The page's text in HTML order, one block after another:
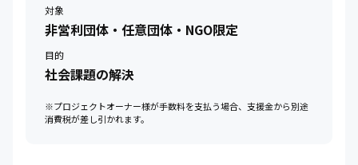
対象
非営利団体・任意団体・NGO限定
目的
社会課題の解決
※プロジェクトオーナー様が手数料を支払う場合、支援金から別途
消費税が差し引かれます。